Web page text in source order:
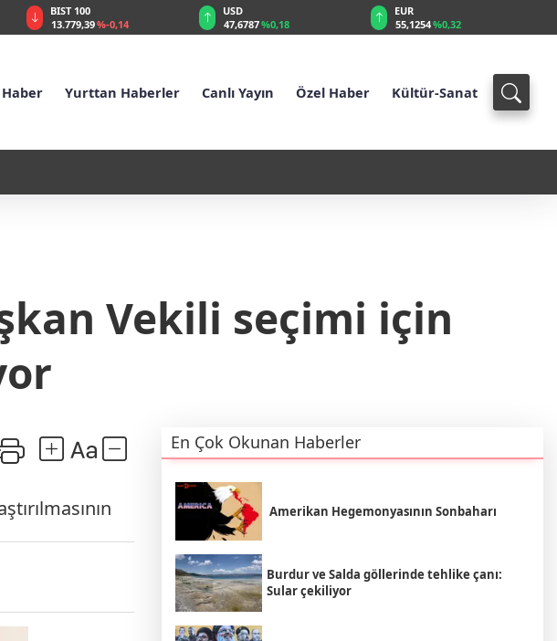
BIST 100
13.779,39%-0,14
USD
47,6787%0,18
EUR
55,1254%0,32
Yurttan Haberler Canlı Yayın Özel Haber Kültür-Sanat
Vekili seçimi için
En Çok Okunan Haberler
Amerikan Hegemonyasının Sonbaharı
Burdur ve Salda göllerinde tehlike çanı:
Sular çekiliyor